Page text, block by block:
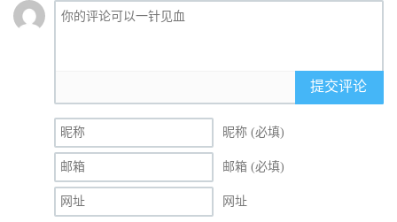
提交评论
昵称 (必填)
邮箱 (必填)
网址